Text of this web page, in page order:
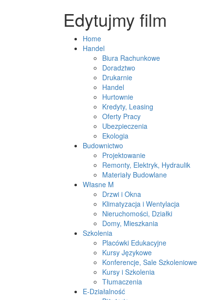
Edytujmy film
Home
Handel
Biura Rachunkowe
Doradztwo
Drukarnie
Handel
Hurtownie
Kredyty, Leasing
Oferty Pracy
Ubezpieczenia
Ekologia
Budownictwo
Projektowanie
Remonty, Elektryk, Hydraulik
Materiały Budowlane
Własne M
Drzwi i Okna
Klimatyzacja i Wentylacja
Nieruchomości, Działki
Domy, Mieszkania
Szkolenia
Placówki Edukacyjne
Kursy Językowe
Konferencje, Sale Szkoleniowe
Kursy i Szkolenia
Tłumaczenia
E-Działalność